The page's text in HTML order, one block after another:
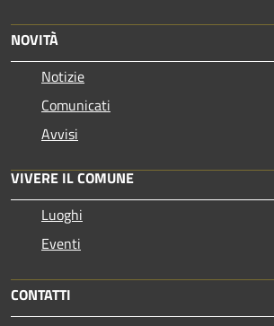
NOVITÀ
Notizie
Comunicati
Avvisi
VIVERE IL COMUNE
Luoghi
Eventi
CONTATTI